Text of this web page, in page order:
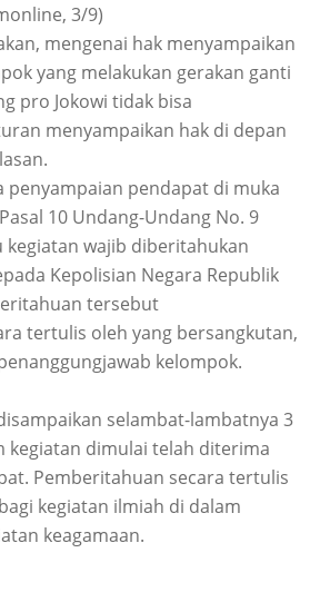
3/9)
mengenai hak menyampaikan
yang melakukan gerakan ganti
pro Jokowi tidak bisa
menyampaikan hak di depan
penyampaian pendapat di muka
10 Undang-Undang No. 9
kegiatan wajib diberitahukan
Kepolisian Negara Republik
tersebut
tertulis oleh yang bersangkutan,
kelompok.
selambat-lambatnya 3
kegiatan dimulai telah diterima
Pemberitahuan secara tertulis
kegiatan ilmiah di dalam
keagamaan.